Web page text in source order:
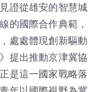
證從雄安的智慧城
的國際合作典範，
處處體現創新驅動
提出推動京津冀協
是這一國家戰略落